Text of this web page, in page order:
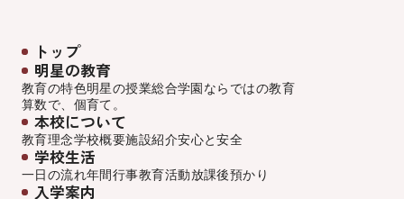
トップ
明星の教育
教育の特色明星の授業総合学園ならではの教育
算数で、個育て。
本校について
教育理念学校概要施設紹介安心と安全
学校生活
一日の流れ年間行事教育活動放課後預かり
入学案内